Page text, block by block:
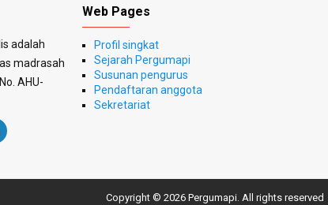
adalah
madrasah
AHU-
Web Pages
Profil singkat
Sejarah Pergumapi
Susunan pengurus
Pendaftaran anggota
Sekretariat
Copyright © 2026 Pergumapi . All rights reserved